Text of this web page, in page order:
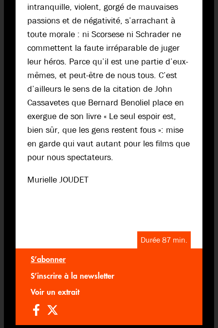
intranquille, violent, gorgé de mauvaises
passions et de négativité, s’arrachant à
toute morale : ni Scorsese ni Schrader ne
commettent la faute irréparable de juger
leur héros. Parce qu’il est une partie d’eux-
mêmes, et peut-être de nous tous. C’est
d’ailleurs le sens de la citation de John
Cassavetes que Bernard Benoliel place en
exergue de son livre « Le seul espoir est,
bien sûr, que les gens restent fous »: mise
en garde qui vaut autant pour les films que
pour nous spectateurs.
Murielle JOUDET
Durée 87 min.
S’abonner
S’inscrire à la newsletter
Voir un extrait